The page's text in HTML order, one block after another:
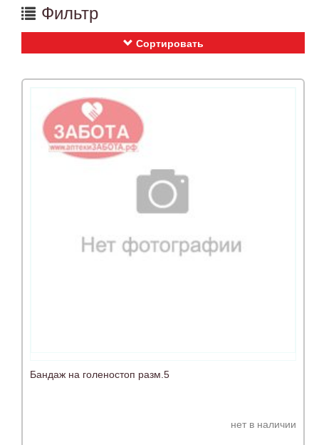
Фильтр
Сортировать
Бандаж на голеностоп разм.5
нет в наличии